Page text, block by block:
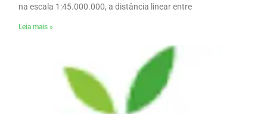
na escala 1:45.000.000, a distância linear entre
Leia mais »